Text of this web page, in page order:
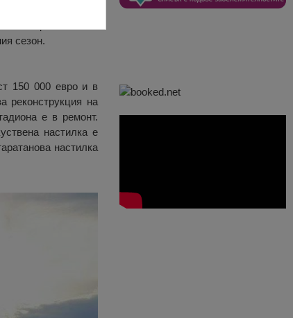
мачове и е
капацитет 32 000
сезон.
150 000 евро и в
реконструкция на
е в ремонт.
настилка е
настилка